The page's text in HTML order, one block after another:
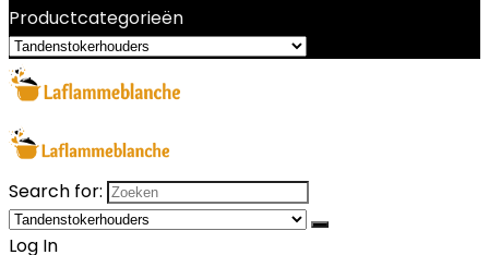
Productcategorieën
Search for:
Log In